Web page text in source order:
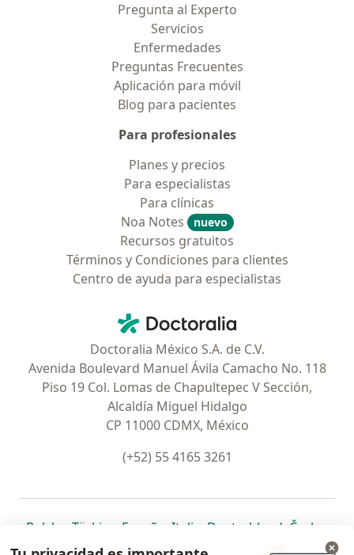
Pregunta al Experto
Servicios
Enfermedades
Preguntas Frecuentes
Aplicación para móvil
Blog para pacientes
Para profesionales
Planes y precios
Para especialistas
Para clínicas
Noa Notes
nuevo
Recursos gratuitos
Términos y Condiciones para clientes
Centro de ayuda para especialistas
Doctoralia - Página de inicio
Doctoralia México S.A. de C.V.
Avenida Boulevard Manuel Ávila Camacho No. 118
Piso 19 Col. Lomas de Chapultepec V Sección,
Alcaldía Miguel Hidalgo
CP 11000 CDMX, México
(+52) 55 4165 3261
Polska se abre en una nueva pestaña
Türkiye se abre en una nueva pestaña
España se abre en una nueva pestaña
Italia se abre en una nueva
Deutschlandse abre en
Česko
Portugal
se abre en una nueva pestaña
México se abre en una nueva pestaña
Chile se abre en una nueva pestaña
Brasil se abre en una nueva
se abre en
se